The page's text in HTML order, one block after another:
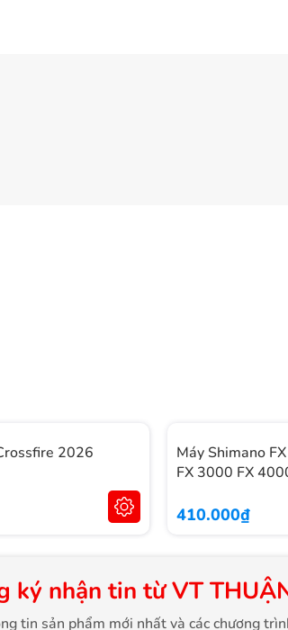
2026
Máy Shimano
FX 3000 FX
410.000₫
ký nhận tin từ VT
tin sản phẩm mới nhất và các chương